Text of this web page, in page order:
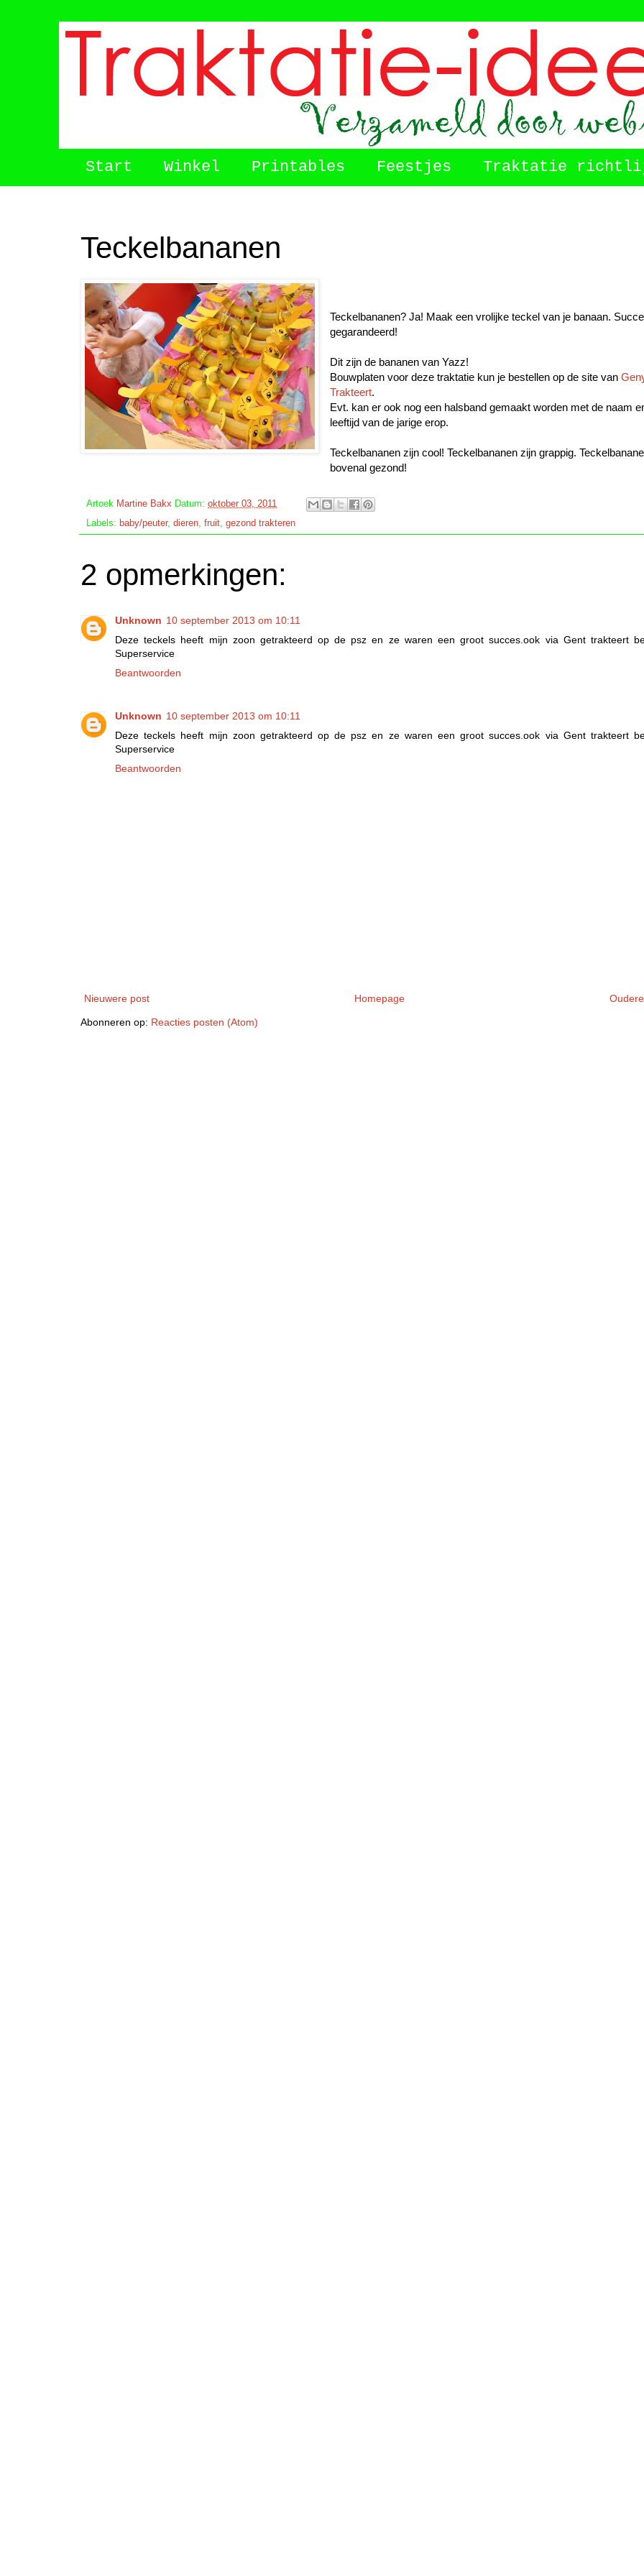
Start Winkel Printables Feestjes Traktatie
Teckelbananen
Teckelbananen? Ja! Maak een vrolijke teckel van je banaan.
gegarandeerd!
Dit zijn de bananen van Yazz!
Bouwplaten voor deze traktatie kun je bestellen op de site van
Trakteert.
Evt. kan er ook nog een halsband gemaakt worden met de naam
leeftijd van de jarige erop.
Teckelbananen zijn cool! Teckelbananen zijn grappig.
bovenal gezond!
Artoek Martine Bakx Datum: oktober 03, 2011
Labels: baby/peuter, dieren, fruit, gezond trakteren
2 opmerkingen:
Unknown 10 september 2013 om 10:11
Deze teckels heeft mijn zoon getrakteerd op de psz en ze waren een groot succes.ook via Gent trakteert
Superservice
Beantwoorden
Unknown 10 september 2013 om 10:11
Deze teckels heeft mijn zoon getrakteerd op de psz en ze waren een groot succes.ook via Gent trakteert
Superservice
Beantwoorden
Nieuwere post Homepage
Abonneren op: Reacties posten (Atom)